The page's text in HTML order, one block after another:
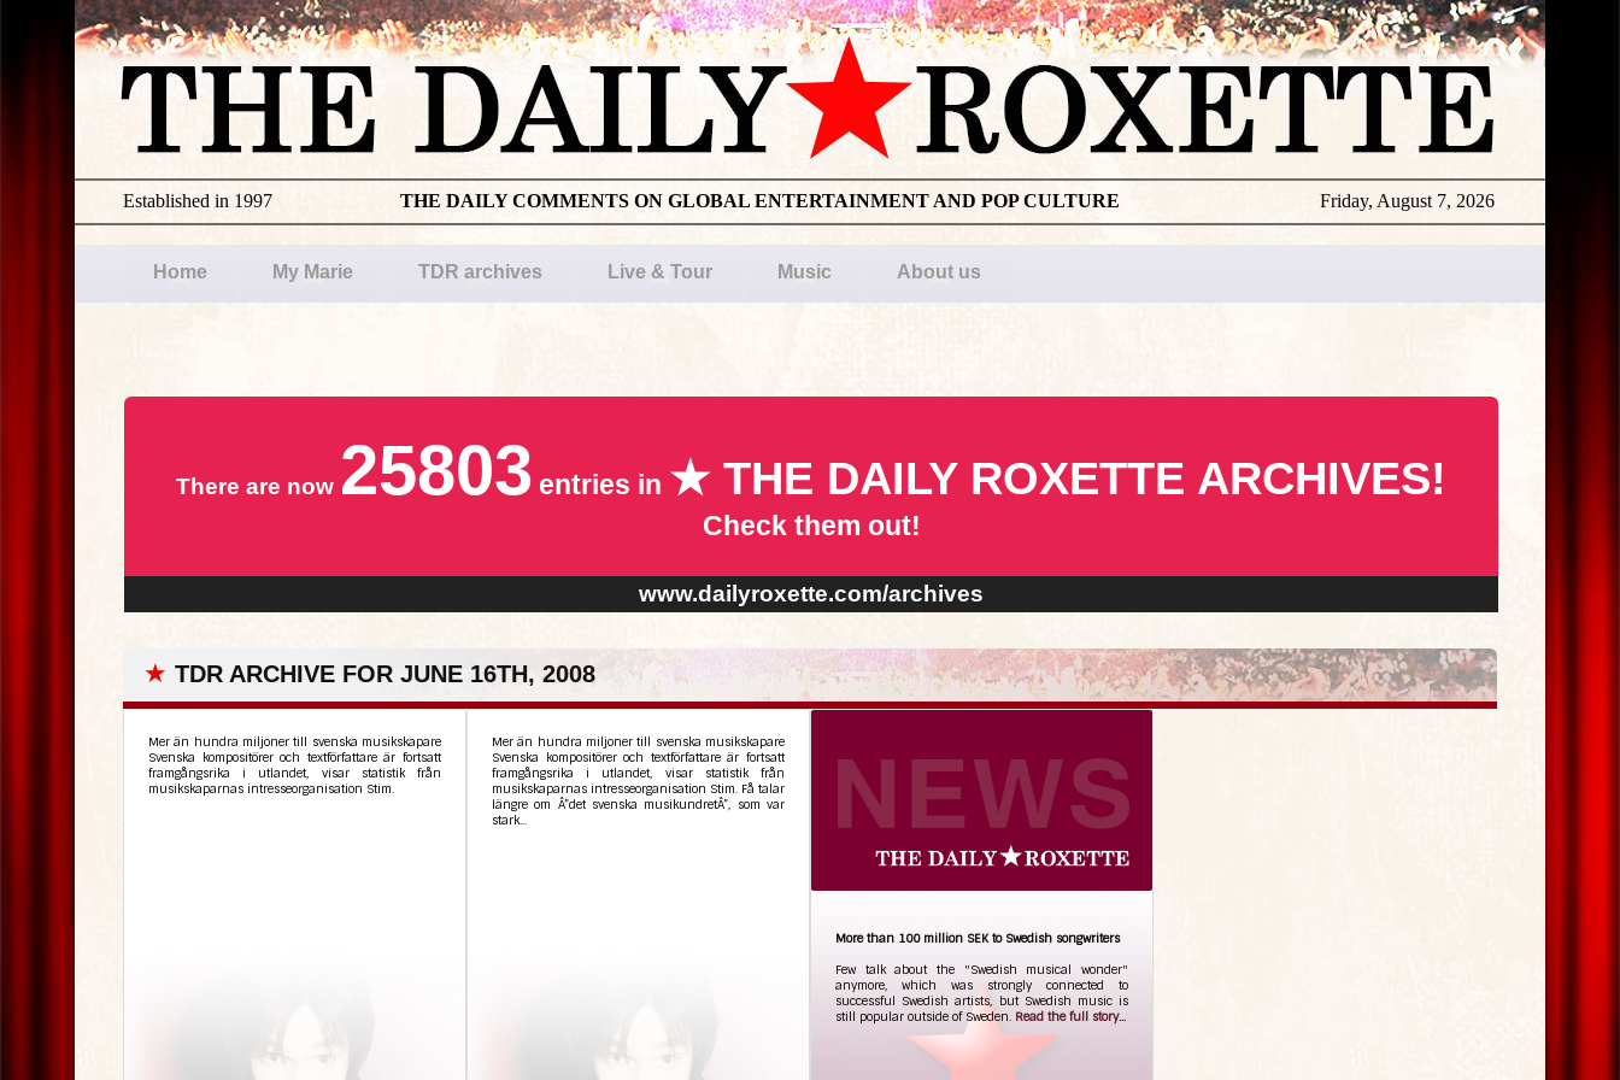
Friday, August 7, 2026
THE DAILY COMMENTS ON GLOBAL ENTERTAINMENT AND POP CULTURE
Established in 1997
Home My Marie TDR archives Live & Tour Music About us
There are now 25803 entries in ★ THE DAILY ROXETTE ARCHIVES!
Check them out!
www.dailyroxette.com/archives
★ TDR ARCHIVE FOR JUNE 16TH, 2008
Mer än hundra miljoner till svenska musikskapare
Svenska kompositörer och textförfattare är fortsatt
framgångsrika i utlandet, visar statistik från
musikskaparnas intresseorganisation Stim.
Mer än hundra miljoner till svenska musikskapare
Svenska kompositörer och textförfattare är fortsatt
framgångsrika i utlandet, visar statistik från
musikskaparnas intresseorganisation Stim. Få talar
längre om Â”det svenska musikundretÂ”, som var
stark...
More than 100 million SEK to Swedish songwriters
Few talk about the "Swedish musical wonder"
anymore, which was strongly connected to
successful Swedish artists, but Swedish music is
still popular outside of Sweden. Read the full story...